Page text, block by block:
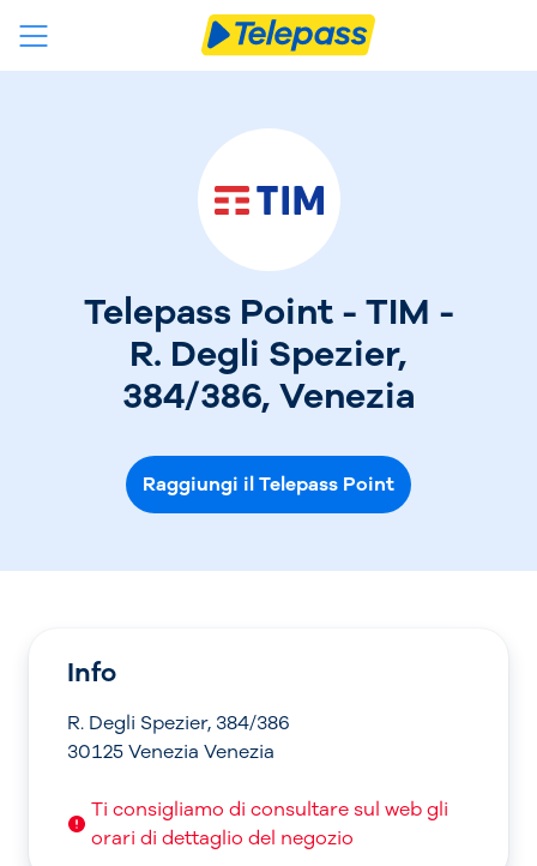
Telepass Point - TIM -
R. Degli Spezier,
384/386, Venezia
Raggiungi il Telepass Point
Info
R. Degli Spezier, 384/386
30125 Venezia Venezia
Ti consigliamo di consultare sul web gli
orari di dettaglio del negozio